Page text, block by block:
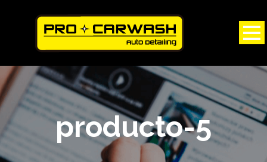
producto-5